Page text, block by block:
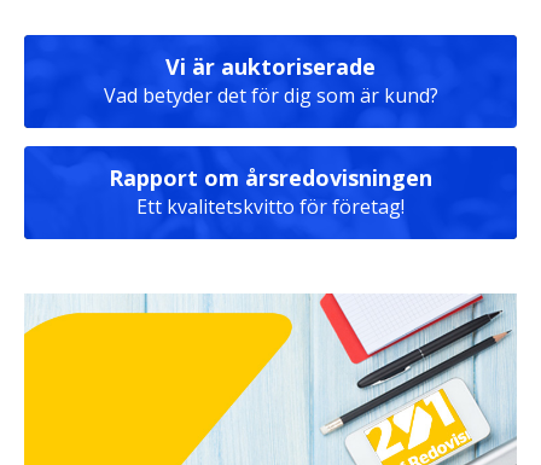
Vi är auktoriserade
Vad betyder det för dig som är kund?
Rapport om årsredovisningen
Ett kvalitetskvitto för företag!